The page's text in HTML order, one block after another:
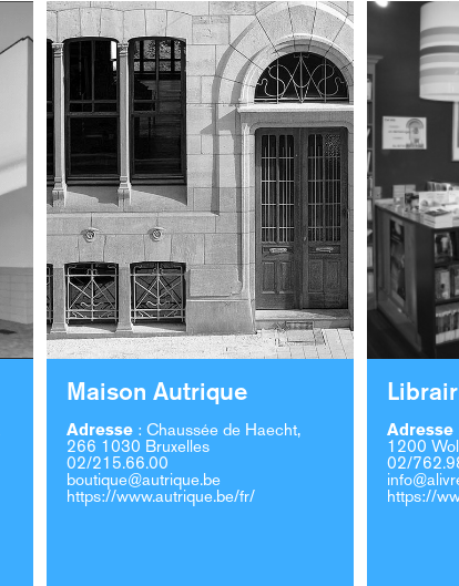
Maison Autrique
Adresse :Chaussée de Haecht,
266 1030 Bruxelles
02/215.66.00
boutique@autrique.be
https://www.autrique.be/fr/
Adresse
1200
02/
https://